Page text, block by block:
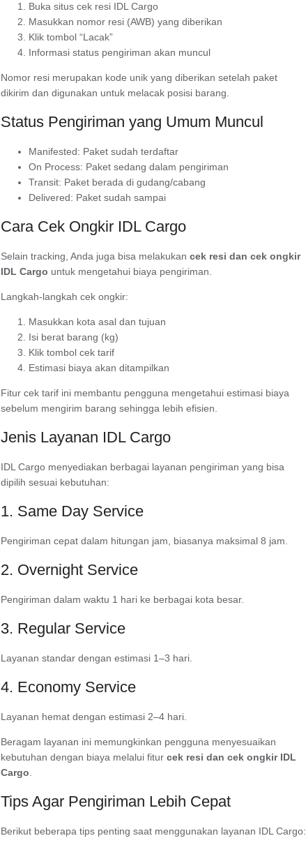
Buka situs cek resi IDL Cargo
Masukkan nomor resi (AWB) yang diberikan
Klik tombol “Lacak”
Informasi status pengiriman akan muncul
Nomor resi merupakan kode unik yang diberikan setelah paket
dikirim dan digunakan untuk melacak posisi barang.
Status Pengiriman yang Umum Muncul
Manifested: Paket sudah terdaftar
On Process: Paket sedang dalam pengiriman
Transit: Paket berada di gudang/cabang
Delivered: Paket sudah sampai
Cara Cek Ongkir IDL Cargo
Selain tracking, Anda juga bisa melakukan cek resi dan cek ongkir
IDL Cargo untuk mengetahui biaya pengiriman.
Langkah-langkah cek ongkir:
Masukkan kota asal dan tujuan
Isi berat barang (kg)
Klik tombol cek tarif
Estimasi biaya akan ditampilkan
Fitur cek tarif ini membantu pengguna mengetahui estimasi biaya
sebelum mengirim barang sehingga lebih efisien.
Jenis Layanan IDL Cargo
IDL Cargo menyediakan berbagai layanan pengiriman yang bisa
dipilih sesuai kebutuhan:
1. Same Day Service
Pengiriman cepat dalam hitungan jam, biasanya maksimal 8 jam.
2. Overnight Service
Pengiriman dalam waktu 1 hari ke berbagai kota besar.
3. Regular Service
Layanan standar dengan estimasi 1–3 hari.
4. Economy Service
Layanan hemat dengan estimasi 2–4 hari.
Beragam layanan ini memungkinkan pengguna menyesuaikan
kebutuhan dengan biaya melalui fitur cek resi dan cek ongkir IDL
Cargo
Tips Agar Pengiriman Lebih Cepat
Berikut beberapa tips penting saat menggunakan layanan IDL Cargo: